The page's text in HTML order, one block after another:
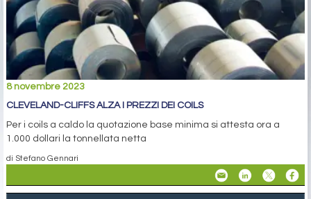
8 novembre 2023
CLEVELAND-CLIFFS ALZA I PREZZI DEI COILS
Per i coils a caldo la quotazione base minima si attesta ora a
1.000 dollari la tonnellata netta
di Stefano Gennari